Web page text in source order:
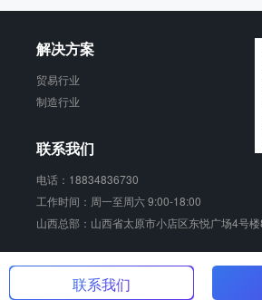
解决方案
贸易行业
制造行业
联系我们
电话：18834836730
工作时间：周一至周六 9:00-18:00
山西总部：山西省太原市小店区东悦广场4号
销动云 版权所有
联系我们